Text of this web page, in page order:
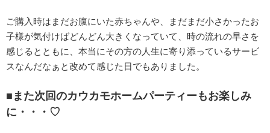
ご購入時はまだお腹にいた赤ちゃんや、まだまだ小さかったお
子様が気付けばどんどん大きくなっていて、時の流れの早さを
感じるとともに、本当にその方の人生に寄り添っているサービ
スなんだなぁと改めて感じた日でもありました。
■また次回のカウカモホームパーティーもお楽しみ
に・・・♡